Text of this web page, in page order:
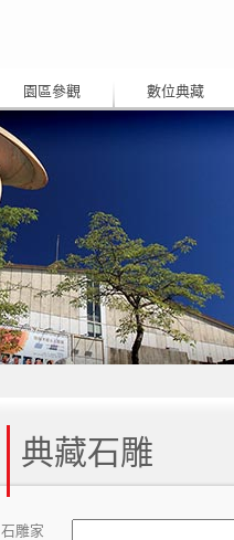
園區參觀 數位典藏
典藏石雕
石雕家